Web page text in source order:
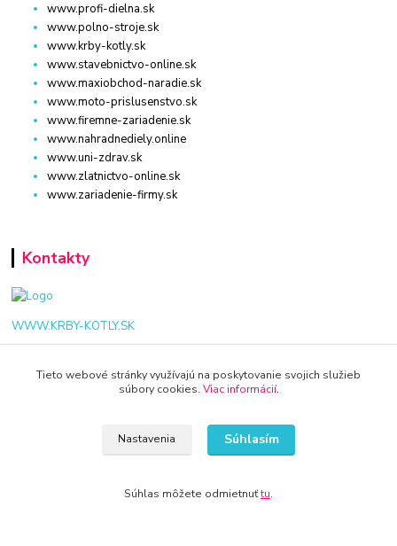
www.profi-dielna.sk
www.polno-stroje.sk
www.krby-kotly.sk
www.stavebnictvo-online.sk
www.maxiobchod-naradie.sk
www.moto-prislusenstvo.sk
www.firemne-zariadenie.sk
www.nahradnediely.online
www.uni-zdrav.sk
www.zlatnictvo-online.sk
www.zariadenie-firmy.sk
Kontakty
WWW.KRBY-KOTLY.SK
Tieto webové stránky využívajú na poskytovanie svojich služieb
súbory cookies. Viac informácií.
Nastavenia Súhlasím
Súhlas môžete odmietnuťtu.